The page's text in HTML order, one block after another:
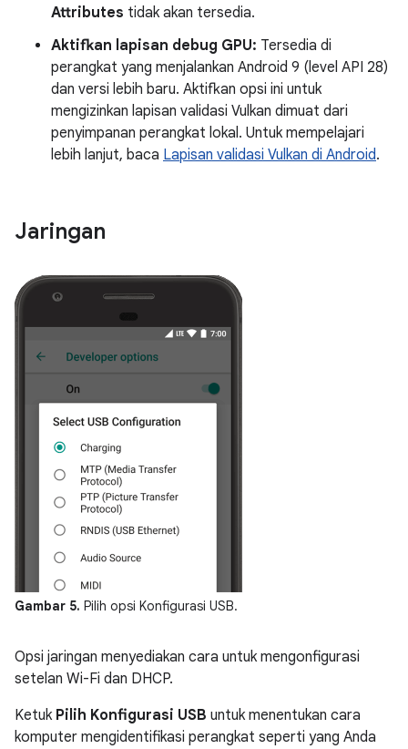
Attributes tidak akan tersedia.
Aktifkan lapisan debug GPU: Tersedia di
perangkat yang menjalankan Android 9 (level API 28)
dan versi lebih baru. Aktifkan opsi ini untuk
mengizinkan lapisan validasi Vulkan dimuat dari
penyimpanan perangkat lokal. Untuk mempelajari
lebih lanjut, baca Lapisan validasi Vulkan di Android.
Jaringan
Gambar 5. Pilih opsi Konfigurasi USB.
Opsi jaringan menyediakan cara untuk mengonfigurasi
setelan Wi-Fi dan DHCP.
Ketuk Pilih Konfigurasi USB untuk menentukan cara
komputer mengidentifikasi perangkat seperti yang Anda